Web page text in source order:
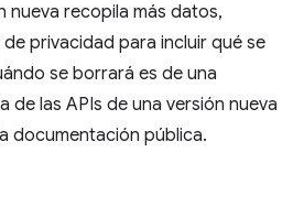
nueva recopila más datos,
privacidad para incluir qué se
se borrará es de una
de las APIs de una versión nueva
documentación pública.